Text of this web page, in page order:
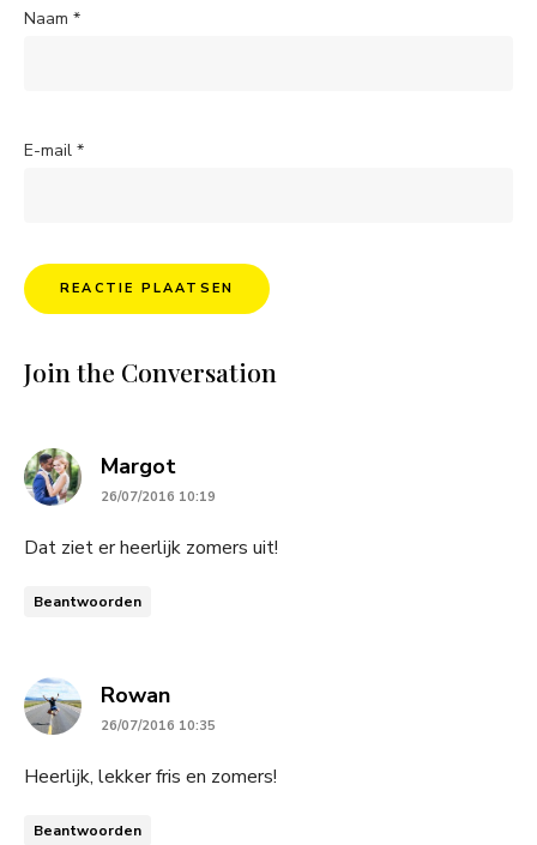
Naam *
E-mail *
Join the Conversation
Margotsays:
26/07/2016 10:19
Dat ziet er heerlijk zomers uit!
Beantwoorden
Rowansays:
26/07/2016 10:35
Heerlijk, lekker fris en zomers!
Beantwoorden